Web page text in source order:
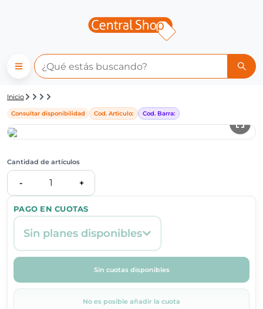
Detalle de producto | Central
Inicio
Consultar disponibilidad Cod. Articulo: Cod. Barra:
PAGO EN CUOTAS
Sin planes disponibles
Sin cuotas disponibles
No es posible añadir la cuota
Cantidad de artículos
- 1 +